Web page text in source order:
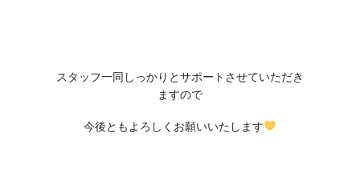
スタッフ一同しっかりとサポートさせていただき
ますので
今後ともよろしくお願いいたします